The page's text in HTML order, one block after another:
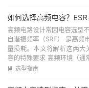
如何选择高频电容？
高频电路设计常因电容选型
自谐振频率（SRF） 是高频
量损耗。本文将解析这两大
容的特殊要求 高频环境（通
 选型指南